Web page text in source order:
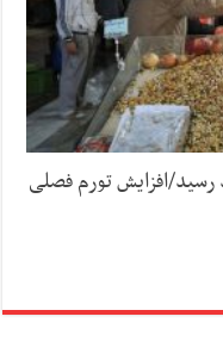
خدمات به ۵۸ درصد رسید/افزایش تورم فصلی